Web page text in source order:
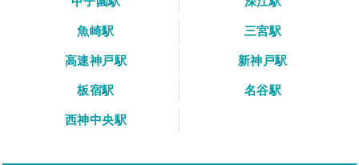
魚崎駅
三宮駅
高速神戸駅
新神戸駅
板宿駅
名谷駅
西神中央駅